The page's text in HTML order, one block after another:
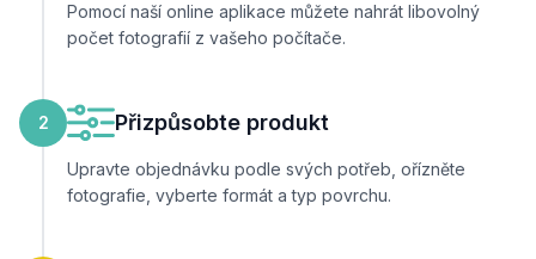
Pomocí naší online aplikace můžete nahrát libovolný
počet fotografií z vašeho počítače.
2 Přizpůsobte produkt
Upravte objednávku podle svých potřeb, ořízněte
fotografie, vyberte formát a typ povrchu.